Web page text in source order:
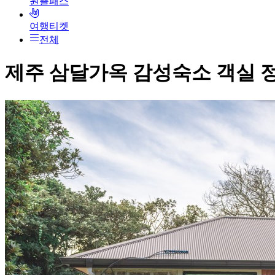
여행티켓
전체
제주 삼달가옥 감성숙소 객실